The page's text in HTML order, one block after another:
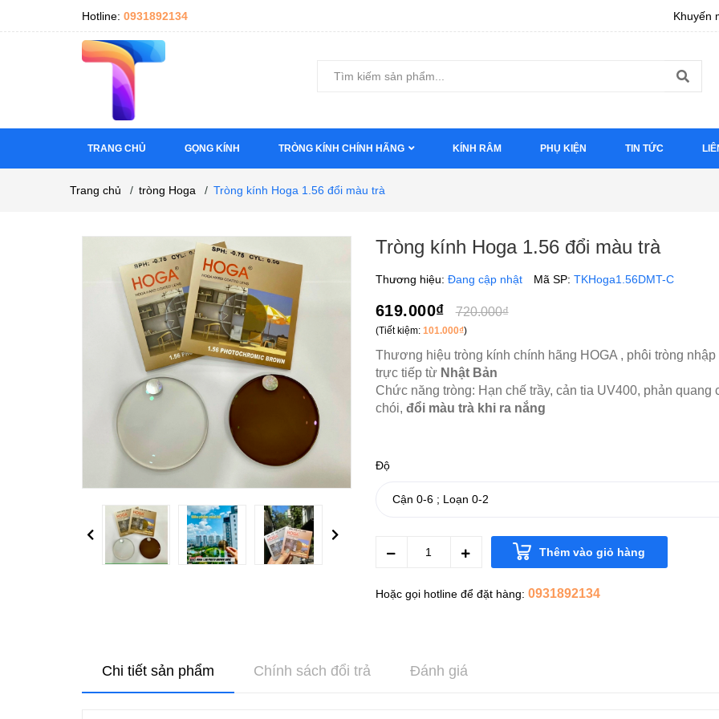
Hotline: 0931892134 Khuyến
TRANG CHỦ GỌNG KÍNH TRÒNG KÍNH CHÍNH HÃNG KÍNH RÂM PHỤ KIỆN TIN TỨC
Trang chủ / tròng Hoga / Tròng kính Hoga 1.56 đổi màu trà
Previous Next
Tròng kính Hoga 1.56 đổi màu trà
Thương hiệu: Đang cập nhật Mã SP: TKHoga1.56DMT-C
619.000₫ 720.000₫
(Tiết kiệm: 101.000₫)
Thương hiệu tròng kính chính hãng HOGA , phôi tròng nhập
trực tiếp từ Nhật Bản
Chức năng tròng: Hạn chế trầy, cản tia UV400, phản quang
chói, đổi màu trà khi ra nắng
Độ
Thêm vào giỏ hàng
Hoặc gọi hotline để đặt hàng: 0931892134
Chi tiết sản phẩm Chính sách đổi trả Đánh giá